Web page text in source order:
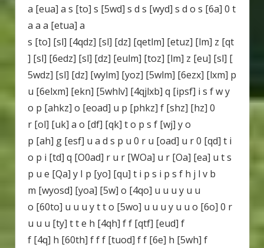
a [eua] a s [to] s [5wd] s d s [wyd] s d o s [6a] 0 t
a a a [etua] a
s [to] [sl] [4qdz] [sl] [dz] [qetlm] [etuz] [lm] z [qt
] [sl] [6edz] [sl] [dz] [eulm] [toz] [lm] z [eu] [sl] [
5wdz] [sl] [dz] [wylm] [yoz] [5wlm] [6ezx] [lxm] p
u [6elxm] [ekn] [5whlv] [4qjlxb] q [ipsf] i s f w y
o p [ahkz] o [eoad] u p [phkz] f [shz] [hz] 0
r [ol] [uk] a o [df] [qk] t o p s f [wj] y o
p [ah] g [esf] u a d s p u 0 r u [oad] u r 0 [qd] t i
o p i [td] q [O0ad] r u r [WOa] u r [Oa] [ea] u t s
p u e [Qa] y I p [yo] [qu] t i p s i p s f h j l v b
m [wyosd] [yoa] [5w] o [4qo] u u u y u u
o [60to] u u u y t t o [5wo] u u u y u u o [6o] 0 r
u u u [ty] t t e h [4qh] f f [qtf] [eud] f
f [4q] h [60th] f f f [tuod] f f [6e] h [5wh] f